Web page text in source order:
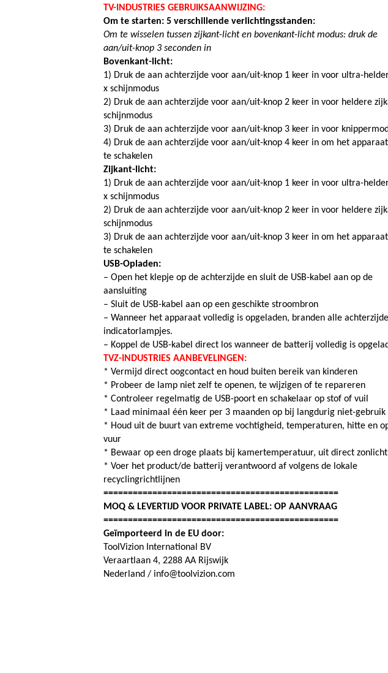
TV-INDUSTRIES GEBRUIKSAANWIJZING:
Om te starten: 5 verschillende verlichtingsstanden:
Om te wisselen tussen zijkant-licht en bovenkant-licht modus: druk de
aan/uit-knop 3 seconden in
Bovenkant-licht:
1) Druk de aan achterzijde voor aan/uit-knop 1 keer in voor ultra-
x schijnmodus
2) Druk de aan achterzijde voor aan/uit-knop 2 keer in voor heldere
schijnmodus
3) Druk de aan achterzijde voor aan/uit-knop 3 keer in voor
4) Druk de aan achterzijde voor aan/uit-knop 4 keer in om het
te schakelen
Zijkant-licht:
1) Druk de aan achterzijde voor aan/uit-knop 1 keer in voor ultra-
x schijnmodus
2) Druk de aan achterzijde voor aan/uit-knop 2 keer in voor heldere
schijnmodus
3) Druk de aan achterzijde voor aan/uit-knop 3 keer in om het
te schakelen
USB-Opladen:
– Open het klepje op de achterzijde en sluit de USB-kabel aan op de
aansluiting
– Sluit de USB-kabel aan op een geschikte stroombron
– Wanneer het apparaat volledig is opgeladen, branden alle
indicatorlampjes.
– Koppel de USB-kabel direct los wanneer de batterij volledig is
TVZ-INDUSTRIES AANBEVELINGEN:
* Vermijd direct oogcontact en houd buiten bereik van kinderen
* Probeer de lamp niet zelf te openen, te wijzigen of te repareren
* Controleer regelmatig de USB-poort en schakelaar op stof of vuil
* Laad minimaal één keer per 3 maanden op bij langdurig niet-gebruik
* Houd uit de buurt van extreme vochtigheid, temperaturen, hitte en
vuur
* Bewaar op een droge plaats bij kamertemperatuur, uit direct zonlicht
* Voer het product/de batterij verantwoord af volgens de lokale
recyclingrichtlijnen
================================================
MOQ & LEVERTIJD VOOR PRIVATE LABEL: OP AANVRAAG
================================================
Geïmporteerd in de EU door:
ToolVizion International BV
Veraartlaan 4, 2288 AA Rijswijk
Nederland / info@toolvizion.com